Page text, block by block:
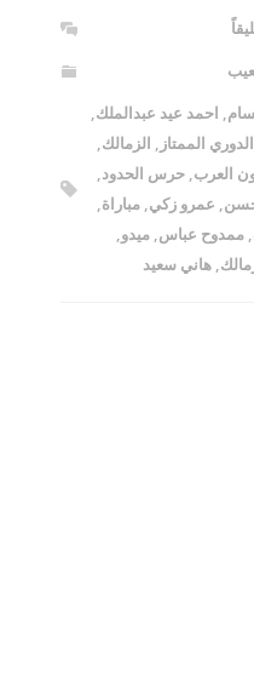
, احمد عيد عبدالملك,
الدوري الممتاز , الزمالك,
العرب, حرس الحدود,
, عمرو زكي, مباراة,
, ممدوح عباس, ميدو,
, هاني سعيد